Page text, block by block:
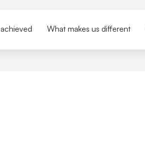
What makes us different